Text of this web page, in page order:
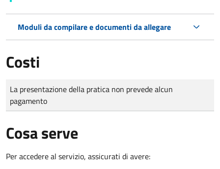
Moduli da compilare e documenti da allegare
Costi
Tipo di pagamento
Importo
La presentazione della pratica non prevede alcun
pagamento
Cosa serve
Per accedere al servizio, assicurati di avere: